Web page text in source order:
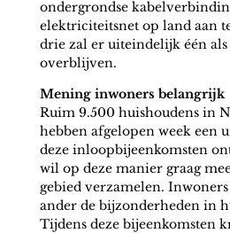
ondergrondse
elektriciteitsnet op land aan
drie zal er uiteindelijk één
overblijven.
Mening inwoners belangrijk
Ruim 9.500 huishoudens in
hebben afgelopen week een
deze inloopbijeenkomsten
wil op deze manier graag
gebied verzamelen.
ander de bijzonderheden in
Tijdens deze bijeenkomsten